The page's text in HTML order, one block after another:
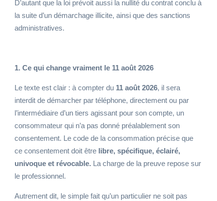
D’autant que la loi prévoit aussi la nullité du contrat conclu à
la suite d’un démarchage illicite, ainsi que des sanctions
administratives.
1. Ce qui change vraiment le 11 août 2026
Le texte est clair : à compter du 11 août 2026, il sera
interdit de démarcher par téléphone, directement ou par
l’intermédiaire d’un tiers agissant pour son compte, un
consommateur qui n’a pas donné préalablement son
consentement. Le code de la consommation précise que
ce consentement doit être libre, spécifique, éclairé,
univoque et révocable. La charge de la preuve repose sur
le professionnel.
Autrement dit, le simple fait qu’un particulier ne soit pas